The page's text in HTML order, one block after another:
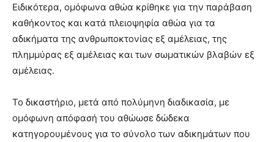
you
the
meaning
of
pain.
pornhun
porn
Ειδικότερα, ομόφωνα αθώα κρίθηκε για την παράβαση
καθήκοντος και κατά πλειοψηφία αθώα για τα
αδικήματα της ανθρωποκτονίας εξ αμέλειας, της
πλημμύρας εξ αμέλειας και των σωματικών βλαβών εξ
αμέλειας.
Το δικαστήριο, μετά από πολύμηνη διαδικασία, με
ομόφωνη απόφασή του αθώωσε δώδεκα
κατηγορουμένους για το σύνολο των αδικημάτων που